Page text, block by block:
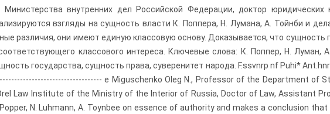
Министерства внутренних дел Российской Федерации, доктор юридических
взгляды на сущность власти К. Поппера, Н. Лумана, А. Тойнби и
различия, они имеют единую классовую основу. Доказывается, что сущность
классового интереса. Ключевые слова: К. Поппер, Н. Луман,
государства, сущность права, суверенитет народа. F.ssvnrp nf Puhi*
е Miguschenko Oleg N., Professor of the Department of
Law Institute of the Ministry of the Interior of Russia, Doctor of Law, Assistant
N. Luhmann, A. Toynbee on essence of authority and makes a conclusion